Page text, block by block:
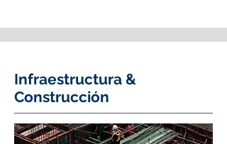
Infraestructura &
Construcción